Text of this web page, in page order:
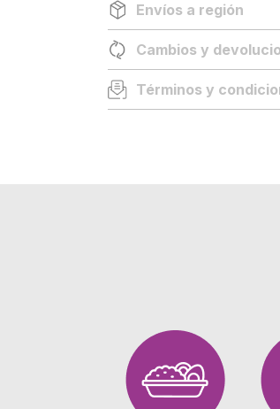
Envíos a región
Cambios y
Términos y